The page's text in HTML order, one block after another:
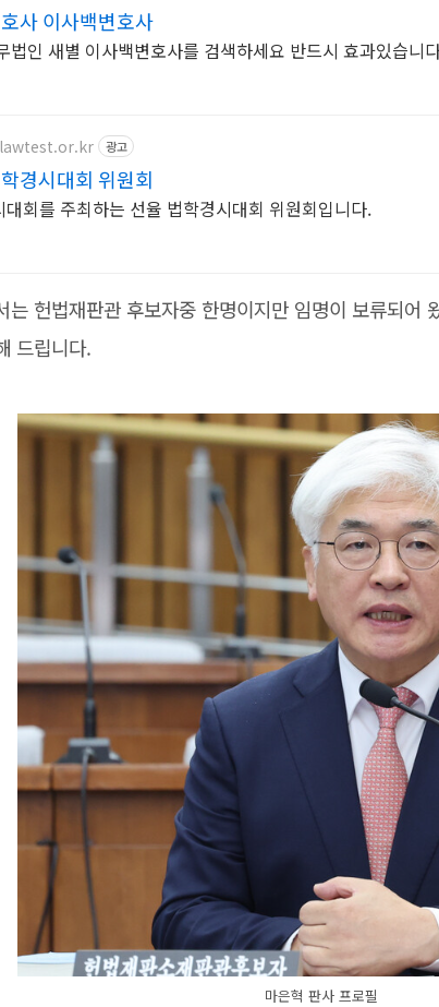
사 이사백변호사
법무법인 새별 이사백변호사를 검색하세요 반드시 효과있습니
광고
경시대회 위원회
대회를 주최하는 선율 법학경시대회 위원회입니다.
는 헌법재판관 후보자중 한명이지만 임명이 보류되어
드립니다.
마은혁 판사 프로필